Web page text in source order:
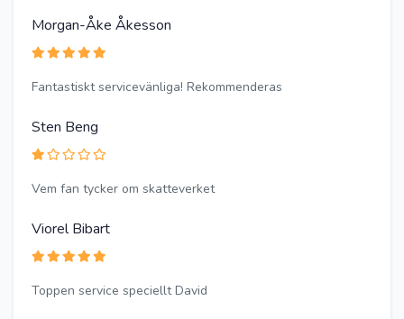
Morgan-Åke Åkesson
Fantastiskt servicevänliga! Rekommenderas
Sten Beng
Vem fan tycker om skatteverket
Viorel Bibart
Toppen service speciellt David